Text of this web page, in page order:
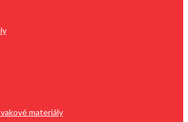
materiály